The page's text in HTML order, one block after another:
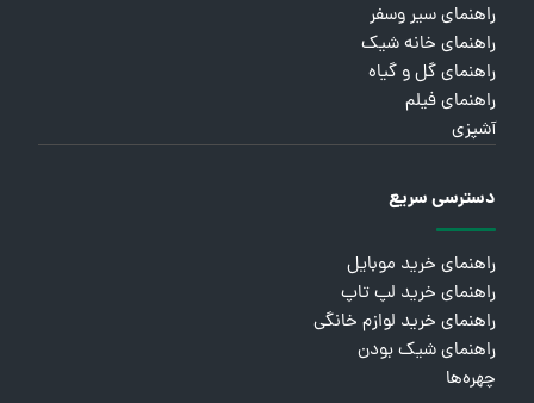
راهنمای سیر وسفر
راهنمای خانه شیک
راهنمای گل و گیاه
راهنمای فیلم
آشپزی
دسترسی سریع
راهنمای خرید موبایل
راهنمای خرید لپ تاپ
راهنمای خرید لوازم خانگی
راهنمای شیک بودن
چهره‌ها